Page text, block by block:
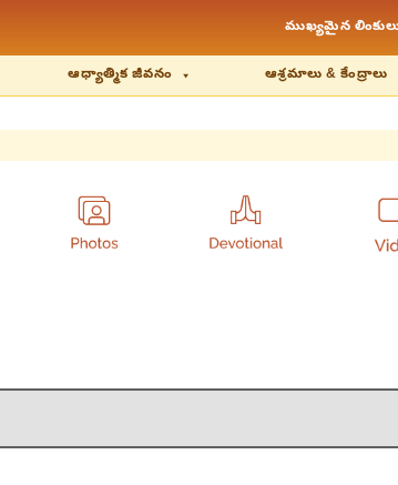
ముఖ్యమైన
ఆధ్యాత్మిక జీవనం ఆశ్రమాలు & కేంద్రాలు